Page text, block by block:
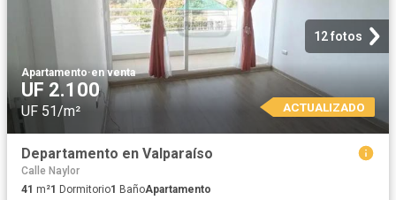
12 fotos
Apartamento·en venta
UF 2.100
UF 51/m² ACTUALIZADO
Departamento en Valparaíso
Calle Naylor
41 m²1 Dormitorio1 BañoApartamento